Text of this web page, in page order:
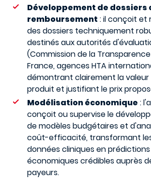
Développement de dossiers
remboursement : il conçoit et
des dossiers techniquement
destinés aux autorités
(Commission de la
France, agences HTA
démontrant clairement la valeur
produit et justifiant le prix
Modélisation économique :
conçoit ou supervise le
de modèles budgétaires et
coût-efficacité, transformant
données cliniques en prédictions
économiques crédibles auprès
payeurs.